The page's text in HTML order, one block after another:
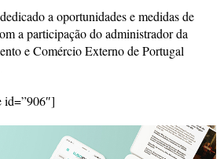
a oportunidades e medidas de
a participação do administrador da
e Comércio Externo de Portugal
id=”906″]